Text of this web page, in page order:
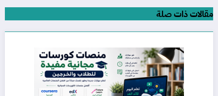
مقالات ذات صلة